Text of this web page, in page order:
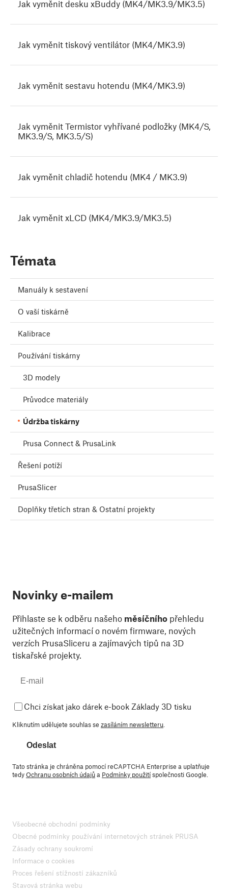
Jak vyměnit desku xBuddy (MK4/MK3.9/MK3.5)
Jak vyměnit tiskový ventilátor (MK4/MK3.9)
Jak vyměnit sestavu hotendu (MK4/MK3.9)
Jak vyměnit Termistor vyhřívané podložky (MK4/S,
MK3.9/S, MK3.5/S)
Jak vyměnit chladič hotendu (MK4 / MK3.9)
Jak vyměnit xLCD (MK4/MK3.9/MK3.5)
Témata
Manuály k sestavení
O vaší tiskárně
Kalibrace
Používání tiskárny
3D modely
Průvodce materiály
Údržba tiskárny
Prusa Connect & PrusaLink
Řešení potíží
PrusaSlicer
Doplňky třetích stran & Ostatní projekty
Novinky e-mailem
Přihlaste se k odběru našeho měsíčního přehledu
užitečných informací o novém firmware, nových
verzích PrusaSliceru a zajímavých tipů na 3D
tiskařské projekty.
Chci získat jako dárek e-book Základy 3D tisku
Kliknutím udělujete souhlas se zasíláním newsletteru
Odeslat
Tato stránka je chráněna pomocí reCAPTCHA Enterprise a uplatňuje
tedyOchranu osobních údajůa Podmínky použitíspolečnosti Google.
Všeobecné obchodní podmínky
Obecné podmínky používání internetových stránek PRUSA
Zásady ochrany soukromí
Informace o cookies
Proces řešení stížností zákazníků
Stavová stránka webu